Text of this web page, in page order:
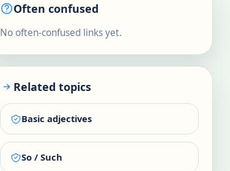
Often confused
No often-confused links yet.
Related topics
Basic adjectives
So / Such